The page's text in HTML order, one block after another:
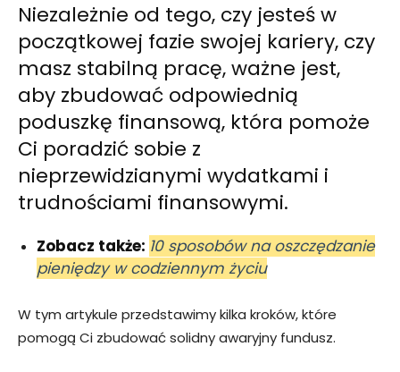
Niezależnie od tego, czy jesteś w
początkowej fazie swojej kariery, czy
masz stabilną pracę, ważne jest,
aby zbudować odpowiednią
poduszkę finansową, która pomoże
Ci poradzić sobie z
nieprzewidzianymi wydatkami i
trudnościami finansowymi.
Zobacz także: 10 sposobów na oszczędzanie
pieniędzy w codziennym życiu
W tym artykule przedstawimy kilka kroków, które
pomogą Ci zbudować solidny awaryjny fundusz.